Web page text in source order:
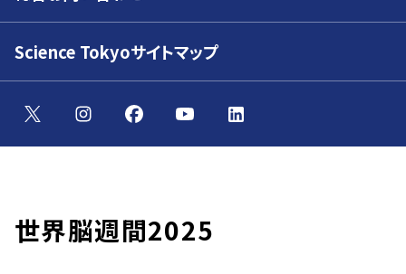
Science Tokyoサイトマップ
世界脳週間2025